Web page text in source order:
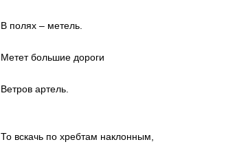
В полях – метель.
Метет большие дороги
Ветрoв артель.
То вскачь по хребтам наклонным,